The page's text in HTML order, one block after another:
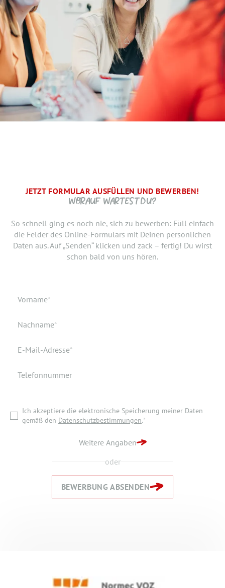
JETZT FORMULAR AUSFÜLLEN UND BEWERBEN!
WORAUF WARTEST DU?
So schnell ging es noch nie, sich zu bewerben: Füll einfach
die Felder des Online-Formulars mit Deinen persönlichen
Daten aus. Auf „Senden“ klicken und zack – fertig! Du wirst
schon bald von uns hören.
Pflichtfeld
Vorname*
Pflichtfeld
Nachname*
Pflichtfeld
E-Mail-Adresse*
Telefonnummer
Ich akzeptiere die elektronische Speicherung meiner Daten
gemäß den Datenschutzbestimmungen.*
Weitere Angaben
oder
BEWERBUNG ABSENDEN
BRAUCHEN WIR NOCH ...
SCHRITT.
bist, den neuen Job anzutreten. Du möchtest Deiner
Bewerbung doch noch einen Lebenslauf oder ein anderes
Dokument hinzufügen? Hier kannst Du es hochladen.
Verfügbar ab
Dokumente
Ich akzeptiere die elektronische Speicherung meiner Daten
DANKE, WIR FREUEN UNS AUF DICH UND MELDEN UNS
ZURÜCK ZUR STARTSEITE